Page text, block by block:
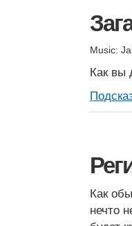
Music:
Как вы
Как
нечто